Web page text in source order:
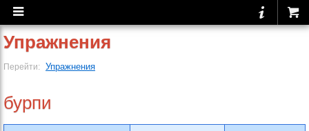
Упражнения
Перейти: Упражнения
бурпи